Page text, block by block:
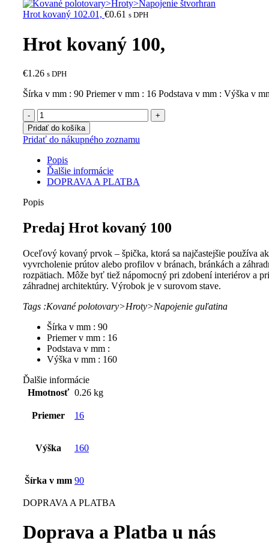
Hrot kovaný 102.01, €0.61 s DPH
Hrot kovaný 100,
€1.26 s DPH
Šírka v mm : 90 Priemer v mm : 16 Podstava v mm : Výška v
množstvo
Hrot
kovaný
100,
Pridať do košíka
Pridať do nákupného zoznamu
Popis
Ďalšie informácie
DOPRAVA A PLATBA
Popis
Predaj Hrot kovaný 100
Oceľový kovaný prvok – špička, ktorá sa najčastejšie používa
vyvrcholenie prútov alebo profilov v bránach, bránkách a
rozpätiach. Môže byť tiež nápomocný pri zdobení interiérov a
záhradnej architektúry. Výrobok je v surovom stave.
Tags :Kované polotovary>Hroty>Napojenie guľatina
Šírka v mm : 90
Priemer v mm : 16
Podstava v mm :
Výška v mm : 160
Ďalšie informácie
Hmotnosť 0.26 kg
Priemer 16
Výška 160
Šírka v mm 90
DOPRAVA A PLATBA
Doprava a Platba u nás